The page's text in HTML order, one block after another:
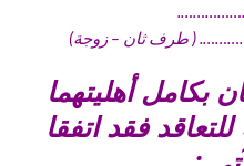
( طرف ثان – زوجة)
بكامل أهليتهما
فقد اتفقا